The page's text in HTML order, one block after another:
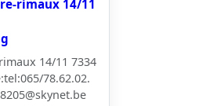
rimaux 14/11
14/11 7334
78.62.02.